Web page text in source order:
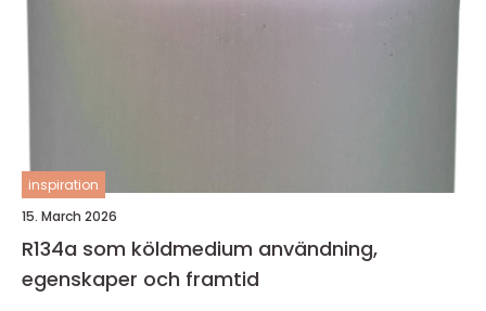
inspiration
15. March 2026
R134a som köldmedium användning,
egenskaper och framtid